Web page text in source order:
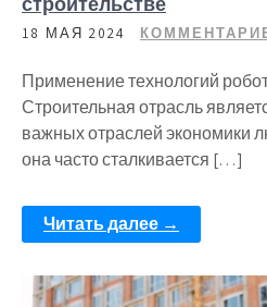
18 МАЯ 2024
Применение технологий
Строительная отрасль
важных отраслей экономики
она часто сталкивается […]
Читать далее →